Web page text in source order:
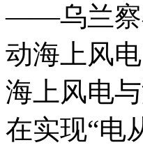
——乌兰察
动海上风
海上风电
在实现“电